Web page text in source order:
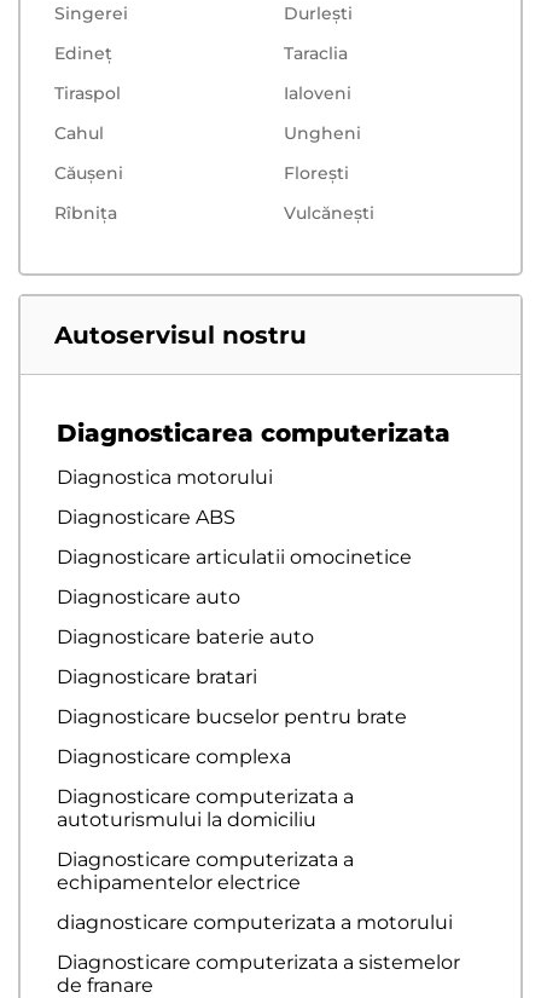
Singerei
Durlești
Edineț
Taraclia
Tiraspol
Ialoveni
Cahul
Ungheni
Căușeni
Floreşti
Rîbnița
Vulcăneşti
Autoservisul nostru
Diagnosticarea computerizata
Diagnostica motorului
Diagnosticare ABS
Diagnosticare articulatii omocinetice
Diagnosticare auto
Diagnosticare baterie auto
Diagnosticare bratari
Diagnosticare bucselor pentru brate
Diagnosticare complexa
Diagnosticare computerizata a
autoturismului la domiciliu
Diagnosticare computerizata a
echipamentelor electrice
diagnosticare computerizata a motorului
Diagnosticare computerizata a sistemelor
de franare